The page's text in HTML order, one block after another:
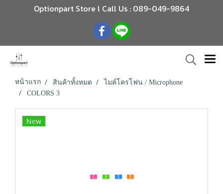
Optionpart Store l Call Us : 089-049-9864
หน้าแรก สินค้าทั้งหมด
ไมค์โครโฟน / Microphone
COLORS 3
New